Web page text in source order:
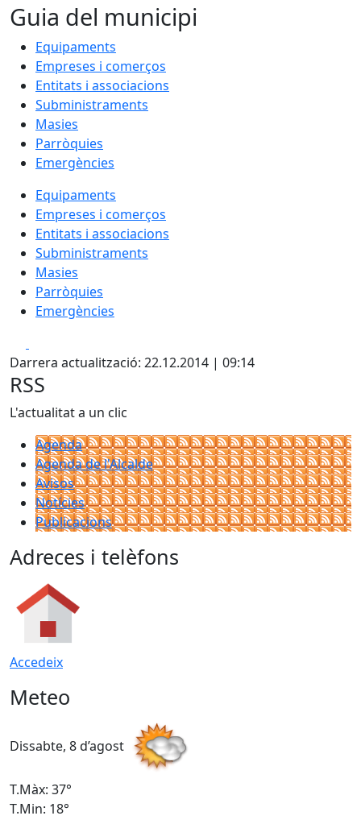
Guia del municipi
Equipaments
Empreses i comerços
Entitats i associacions
Subministraments
Masies
Parròquies
Emergències
Equipaments
Empreses i comerços
Entitats i associacions
Subministraments
Masies
Parròquies
Emergències
Darrera actualització: 22.12.2014 | 09:14
RSS
L'actualitat a un clic
Agenda
Agenda de l'Alcalde
Avisos
Notícies
Publicacions
Adreces i telèfons
Accedeix
Meteo
Dissabte, 8 d’agost
T.Màx: 37°
T.Min: 18°